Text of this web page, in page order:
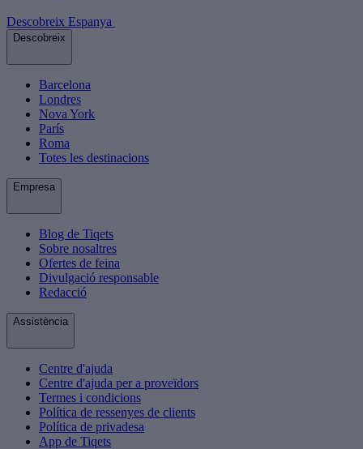
Descobreix Espanya
Descobreix
Barcelona
Londres
Nova York
París
Roma
Totes les destinacions
Empresa
Blog de Tiqets
Sobre nosaltres
Ofertes de feina
Divulgació responsable
Redacció
Assistència
Centre d'ajuda
Centre d'ajuda per a proveïdors
Termes i condicions
Política de ressenyes de clients
Política de privadesa
App de Tiqets